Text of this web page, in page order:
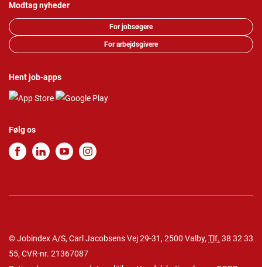
Modtag nyheder
For jobsøgere
For arbejdsgivere
Hent job-apps
Følg os
© Jobindex A/S, Carl Jacobsens Vej 29-31, 2500 Valby, Tlf. 38 32 33
55, CVR-nr. 21367087